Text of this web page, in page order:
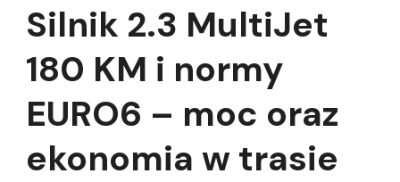
Silnik 2.3 MultiJet
180 KM i normy
EURO6 – moc oraz
ekonomia w trasie